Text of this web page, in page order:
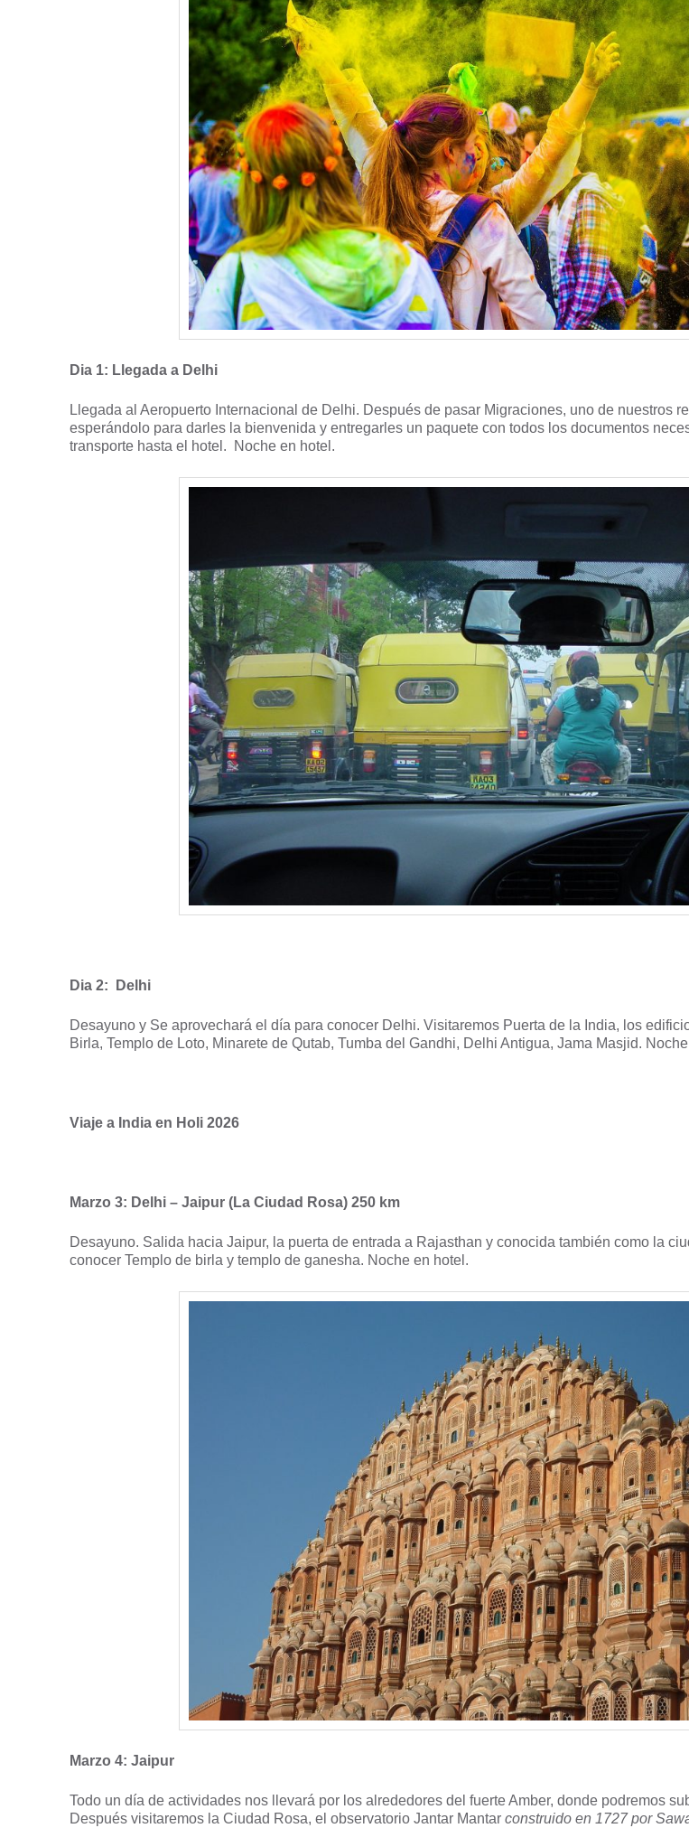
Dia 1: Llegada a Delhi
Llegada al Aeropuerto Internacional de Delhi. Después de pasar Migraciones, uno de nuestros
esperándolo para darles la bienvenida y entregarles un paquete con todos los documentos
transporte hasta el hotel. Noche en hotel.
Dia 2: Delhi
Desayuno y Se aprovechará el día para conocer Delhi. Visitaremos Puerta de la India, los
Birla, Templo de Loto, Minarete de Qutab, Tumba del Gandhi, Delhi Antigua, Jama Masjid.
Viaje a India en Holi 2026
Marzo 3: Delhi – Jaipur (La Ciudad Rosa) 250 km
Desayuno. Salida hacia Jaipur, la puerta de entrada a Rajasthan y conocida también como la
conocer Templo de birla y templo de ganesha. Noche en hotel.
Marzo 4: Jaipur
Todo un día de actividades nos llevará por los alrededores del fuerte Amber, donde podremos
Después visitaremos la Ciudad Rosa, el observatorio Jantar Mantarconstruido en 1727 por